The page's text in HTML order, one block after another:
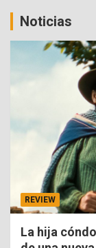
Noticias
REVIEW
La hija